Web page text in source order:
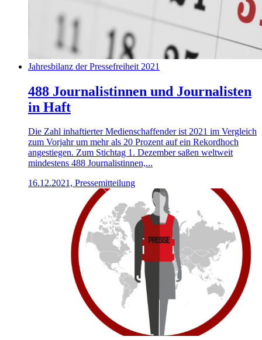
Jahresbilanz der Pressefreiheit 2021
488 Journalistinnen und Journalisten
in Haft
Die Zahl inhaftierter Medienschaffender ist 2021 im Vergleich
zum Vorjahr um mehr als 20 Prozent auf ein Rekordhoch
angestiegen. Zum Stichtag 1. Dezember saßen weltweit
mindestens 488 Journalistinnen,...
16.12.2021, Pressemitteilung